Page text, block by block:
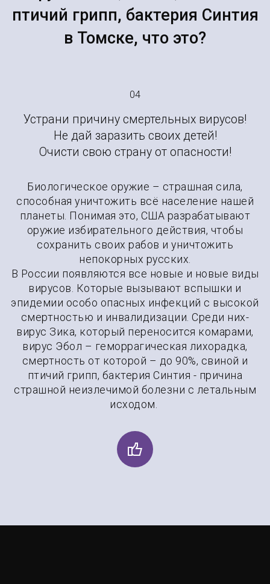
птичий грипп, бактерия Синтия
в Томске, что это?
04
Устрани причину смертельных вирусов!
Не дай заразить своих детей!
Очисти свою страну от опасности!
Биологическое оружие – страшная сила,
способная уничтожить всё население нашей
планеты. Понимая это, США разрабатывают
оружие избирательного действия, чтобы
сохранить своих рабов и уничтожить
непокорных русских.
В России появляются все новые и новые виды
вирусов. Которые вызывают вспышки и
эпидемии особо опасных инфекций с высокой
смертностью и инвалидизации. Среди них-
вирус Зика, который переносится комарами,
вирус Эбол – геморрагическая лихорадка,
смертность от которой – до 90%, свиной и
птичий грипп, бактерия Синтия - причина
страшной неизлечимой болезни с летальным
исходом.